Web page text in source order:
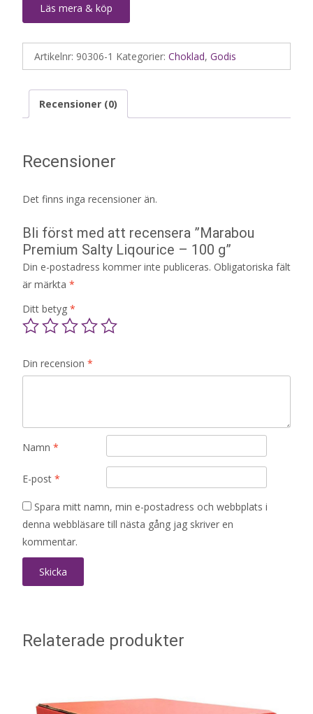
Läs mera & köp
Artikelnr: 90306-1 Kategorier: Choklad, Godis
Recensioner (0)
Recensioner
Det finns inga recensioner än.
Bli först med att recensera ”Marabou
Premium Salty Liqourice – 100 g”
Din e-postadress kommer inte publiceras. Obligatoriska fält
är märkta *
Ditt betyg *
Din recension *
Namn *
E-post *
Spara mitt namn, min e-postadress och webbplats i
denna webbläsare till nästa gång jag skriver en
kommentar.
Relaterade produkter